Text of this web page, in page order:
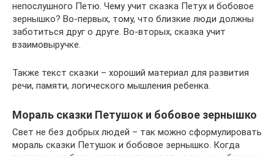
непослушного Петю. Чему учит сказка Петух и бобовое
зернышко? Во-первых, тому, что близкие люди должны
заботиться друг о друге. Во-вторых, сказка учит
взаимовыручке.
Также текст сказки – хороший материал для развития
речи, памяти, логического мышления ребенка.
Мораль сказки Петушок и бобовое зернышко
Свет не без добрых людей – так можно сформулировать
мораль сказки Петушок и бобовое зернышко. Когда